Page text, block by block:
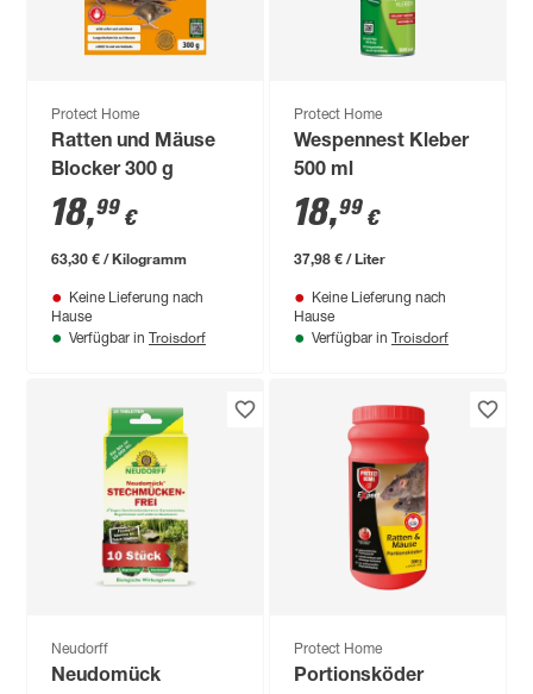
Protect Home
Ratten und Mäuse
Blocker 300 g
18,99 €
63,30 € / Kilogramm
Keine Lieferung nach
Hause
Verfügbar in Troisdorf
Protect Home
Wespennest Kleber
500 ml
18,99 €
37,98 € / Liter
Keine Lieferung nach
Hause
Verfügbar in Troisdorf
Neudorff
Neudomück
Protect Home
Portionsköder